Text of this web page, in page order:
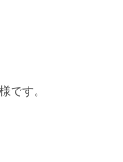
です。